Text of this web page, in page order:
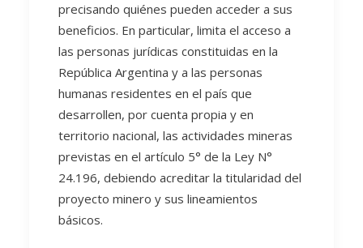
precisando quiénes pueden acceder a sus
beneficios. En particular, limita el acceso a
las personas jurídicas constituidas en la
República Argentina y a las personas
humanas residentes en el país que
desarrollen, por cuenta propia y en
territorio nacional, las actividades mineras
previstas en el artículo 5° de la Ley N°
24.196, debiendo acreditar la titularidad del
proyecto minero y sus lineamientos
básicos.